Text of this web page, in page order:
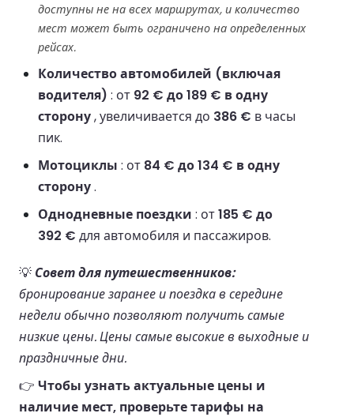
доступны не на всех маршрутах, и количество
мест может быть ограничено на определенных
рейсах.
Количество автомобилей (включая
водителя) : от 92 € до 189 € в одну
сторону, увеличивается до 386 € в часы
пик.
Мотоциклы : от 84 € до 134 € в одну
сторону.
Однодневные поездки : от185 € до
392 € для автомобиля и пассажиров.
💡 Совет для путешественников:
бронирование заранее и поездка в середине
недели обычно позволяют получить самые
низкие цены. Цены самые высокие в выходные и
праздничные дни.
👉 Чтобы узнать актуальные цены и
наличие мест, проверьте тарифы на